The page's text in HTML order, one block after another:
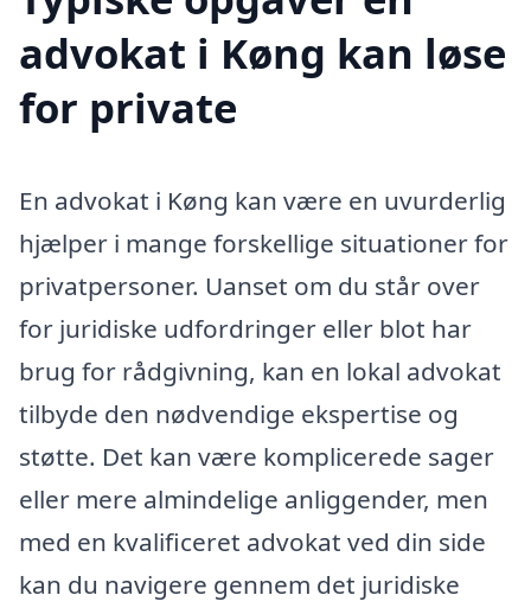
advokat i Køng kan løse
for private
En advokat i Køng kan være en uvurderlig
hjælper i mange forskellige situationer for
privatpersoner. Uanset om du står over
for juridiske udfordringer eller blot har
brug for rådgivning, kan en lokal advokat
tilbyde den nødvendige ekspertise og
støtte. Det kan være komplicerede sager
eller mere almindelige anliggender, men
med en kvalificeret advokat ved din side
kan du navigere gennem det juridiske